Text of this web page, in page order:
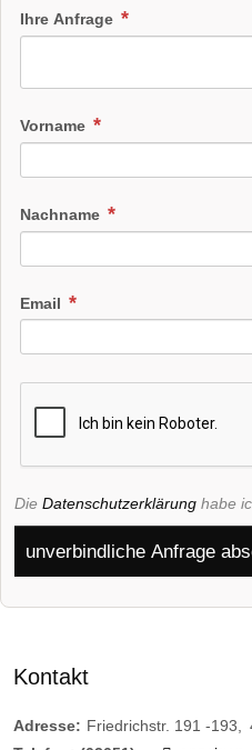
Ihre Anfrage
Vorname
Nachname
Email
Die Datenschutzerklärung habe
unverbindliche Anfrage
Kontakt
Adresse: Friedrichstr. 191 -193